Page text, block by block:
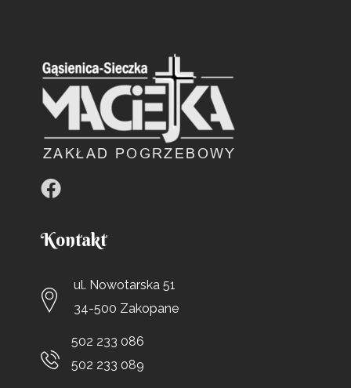
Kontakt
ul. Nowotarska 51
34-500 Zakopane
502 233 086
502 233 089